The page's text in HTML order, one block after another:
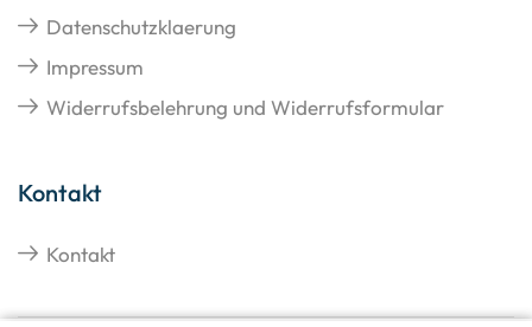
Datenschutzklaerung
Impressum
Widerrufsbelehrung und Widerrufsformular
Kontakt
Kontakt